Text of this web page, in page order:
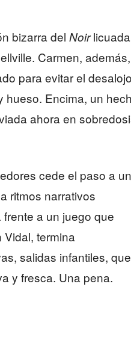
bizarra del Noirlicuada
Carmen, además,
para evitar el
hueso. Encima, un
ahora en
cede el paso a un
ritmos narrativos
a un juego que
termina
salidas infantiles, que
y fresca. Una pena.